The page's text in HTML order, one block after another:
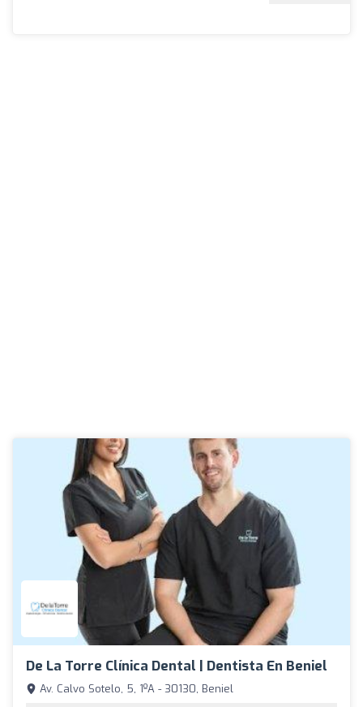
De La Torre Clínica Dental | Dentista En Beniel
Av. Calvo Sotelo, 5, 1ºA - 30130, Beniel